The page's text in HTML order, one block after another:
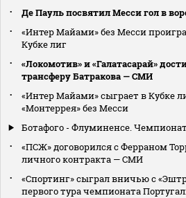
Де Пауль посвятил Месси гол в
«Интер Майами» без Месси
Кубке лиг
«Локомотив» и «Галатасарай»
трансферу Батракова — СМИ
«Интер Майами» сыграет в Кубке
«Монтеррея» без Месси
Ботафого - Флуминенсе.
«ПСЖ» договорился с Ферраном
личного контракта — СМИ
«Спортинг» сыграл вничью с
первого тура чемпионата